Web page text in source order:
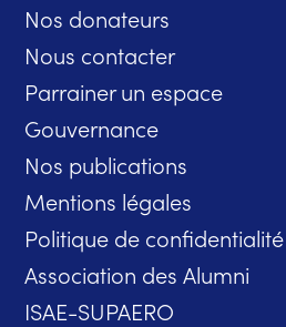
Nos donateurs
Nous contacter
Parrainer un espace
Gouvernance
Nos publications
Mentions légales
Politique de confidentialité
Association des Alumni
ISAE-SUPAERO